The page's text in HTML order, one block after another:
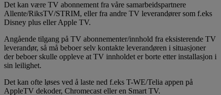
Det kan være TV abonnement fra våre samarbeidspartnere
Allente/RiksTV/STRIM, eller fra andre TV leverandører som f.eks
Disney plus eller Apple TV.
Angående tilgang på TV abonnementer/innhold fra eksisterende TV
leverandør, så må beboer selv kontakte leverandøren i situasjoner
der beboer skulle oppleve at TV innholdet er borte etter installasjon i
sin leilighet.
Det kan ofte løses ved å laste ned f.eks T-WE/Telia appen på
AppleTV dekoder, Chromecast eller en Smart TV.